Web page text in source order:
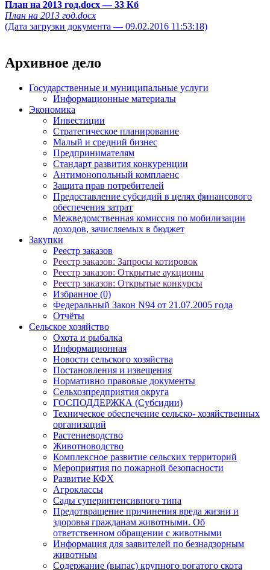
План на 2013 год.docx— 33 Кб
План на 2013 год.docx
(Дата загрузки документа — 09.02.2016 11:53:18)
Архивное дело
Государственные и муниципальные услуги
Информационные материалы
Экономика
Инвестиции
Стратегическое планирование
Малый и средний бизнес
Предпринимателям
Стандарт развития конкуренции
Антимонопольный комплаенс
Защита прав потребителей
Предоставление субсидий в целях финансового
обеспечения затрат
Межведомственная комиссия по мобилизации
доходов, зачисляемых в бюджет
Закупки
Реестр заказов
Реестр заказов: Запросы котировок
Реестр заказов: Открытые аукционы
Реестр заказов: Открытые конкурсы
Избранное (0)
Федеральный Закон N94 от 21.07.2005 года
Отчёты
Сельское хозяйство
Охота и рыбалка
Информационная
Новости сельского хозяйства
Постановления и извещения
Нормативно правовые документы
Сельхозпредприятия округа
ГОСПОДДЕРЖКА (Субсидии)
Техническое обеспечение сельско- хозяйственных
организаций
Растениеводство
Животноводство
Комплексное развитие сельских территорий
Мероприятия по пожарной безопасности
Развитие КФХ
Агроклассы
Сады суперинтенсивного типа
Предотвращение причинения вреда жизни и
здоровья гражданам животными. Об
ответственном обращении с животными
Информация для заявителей по безнадзорным
животным
Содержание (выпас) крупного рогатого скота